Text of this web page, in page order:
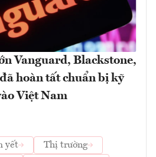
Vanguard, Blackstone,
hoàn tất chuẩn bị kỹ
Việt Nam
yết
Thị trường